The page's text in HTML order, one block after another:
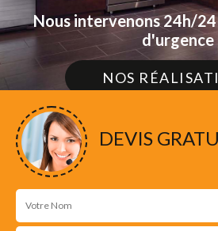
Nous intervenons 24h/
d'urgence
NOS
DEVIS